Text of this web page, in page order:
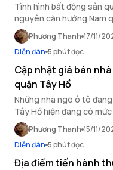
Tình hình bất động sản
nguyên căn hướng Nam
nhiêu? Tham khảo ngay
Phương Thanh 17/11/
Diễn đàn 5 phút đọc
Cập nhật giá bán
quận Tây Hồ
Những nhà ngõ ô tô
Tây Hồ hiện đang có
trường nhà đất phường
Phương Thanh 15/11/
Diễn đàn 5 phút đọc
Địa điểm tiến hành